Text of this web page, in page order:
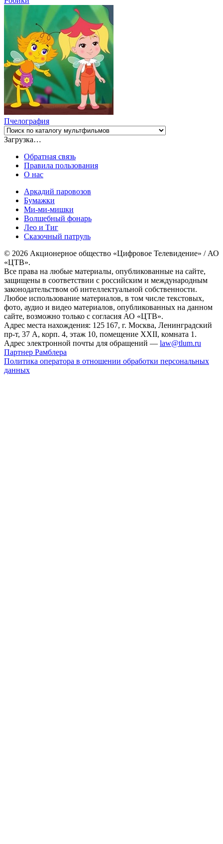
Пчелография
Загрузка…
Обратная связь
Правила пользования
О нас
Аркадий паровозов
Бумажки
Ми-ми-мишки
Волшебный фонарь
Лео и Тиг
Сказочный патруль
© 2026 Акционерное общество «Цифровое Телевидение» / АО
«ЦТВ».
Все права на любые материалы, опубликованные на сайте,
защищены в соответствии с российским и международным
законодательством об интеллектуальной собственности.
Любое использование материалов, в том числе текстовых,
фото, аудио и видео материалов, опубликованных на данном
сайте, возможно только с согласия АО «ЦТВ».
Адрес места нахождения: 125 167, г. Москва, Ленинградский
пр-т, 37 А, корп. 4, этаж 10, помещение XXII, комната 1.
Адрес электронной почты для обращений — law@tlum.ru
Партнер Рамблера
Политика оператора в отношении обработки персональных
данных